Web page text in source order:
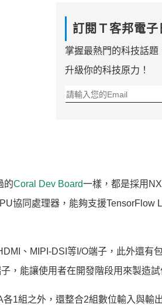
訂閱Ｔ客邦電子
掌握最熱門的科技話題
升級你的科技原力！
的Coral Dev Board一樣，都是採用
協同處理器，能夠支援TensorFlow
、MIPI-DSI等I/O端子，此外還有
，能讓使用者在開發階段用來製造
1組之外，還整合2組數位輸入與輸